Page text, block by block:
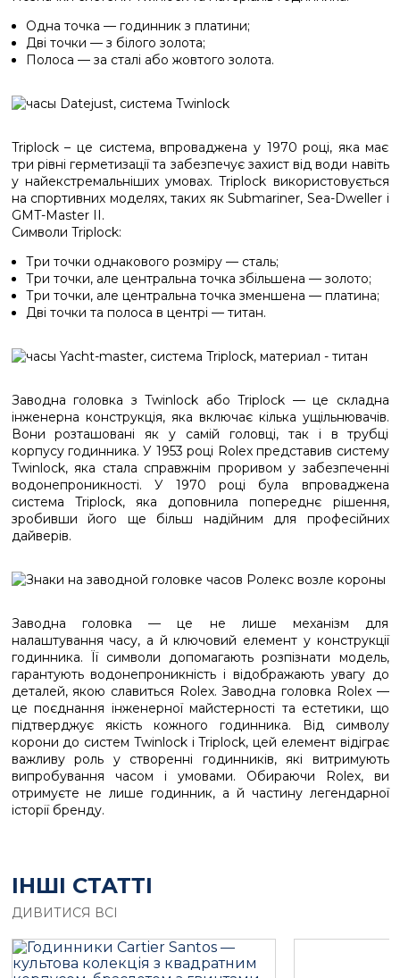
Одна точка — годинник з платини;
Дві точки — з білого золота;
Полоса — за сталі або жовтого золота.
Triplock – це система, впроваджена у 1970 році, яка має
три рівні герметизації та забезпечує захист від води навіть
у найекстремальніших умовах. Triplock використовується
на спортивних моделях, таких як Submariner, Sea-Dweller і
GMT-Master II.
Символи Triplock:
Три точки однакового розміру — сталь;
Три точки, але центральна точка збільшена — золото;
Три точки, але центральна точка зменшена — платина;
Дві точки та полоса в центрі — титан.
Заводна головка з Twinlock або Triplock — це складна
інженерна конструкція, яка включає кілька ущільнювачів.
Вони розташовані як у самій головці, так і в трубці
корпусу годинника. У 1953 році Rolex представив систему
Twinlock, яка стала справжнім проривом у забезпеченні
водонепроникності. У 1970 році була впроваджена
система Triplock, яка доповнила попереднє рішення,
зробивши його ще більш надійним для професійних
дайверів.
Заводна головка — це не лише механізм для
налаштування часу, а й ключовий елемент у конструкції
годинника. Її символи допомагають розпізнати модель,
гарантують водонепроникність і відображають увагу до
деталей, якою славиться Rolex. Заводна головка Rolex —
це поєднання інженерної майстерності та естетики, що
підтверджує якість кожного годинника. Від символу
корони до систем Twinlock і Triplock, цей елемент відіграє
важливу роль у створенні годинників, які витримують
випробування часом і умовами. Обираючи Rolex, ви
отримуєте не лише годинник, а й частину легендарної
історії бренду.
ІНШІ СТАТТІ
ДИВИТИСЯ ВСІ